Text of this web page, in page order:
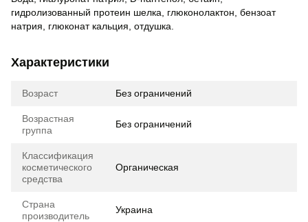
гидролизованный протеин шелка, глюконолактон, бензоат
натрия, глюконат кальция, отдушка.
Характеристики
Возраст Без ограничений
Возрастная
группа
Без ограничений
Классификация
косметического
средства
Органическая
Страна
производитель
Украина